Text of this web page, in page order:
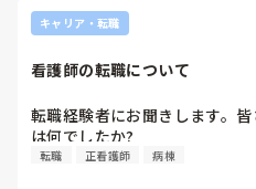
新人さんが可愛そう、と感じる
が何か処置をしているけど、ペ
がいいんじゃないの？」と声を
早く色々覚えたい！という、
はPNS云々よりも、その新人
が、ほとんどの新人に当ては
キャリア・転職
看護師の転職について
転職経験者にお聞きします。
は何でしたか?
転職 正看護師 病棟